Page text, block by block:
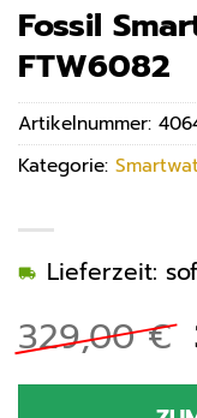
Fossil
FTW6082
329,00€
Lieferzeit:
Artikelnummer:
Kategorie: